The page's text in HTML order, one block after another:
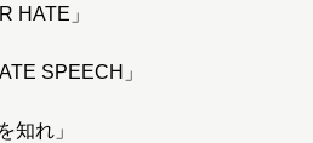
HATE」
SPEECH」
知れ」